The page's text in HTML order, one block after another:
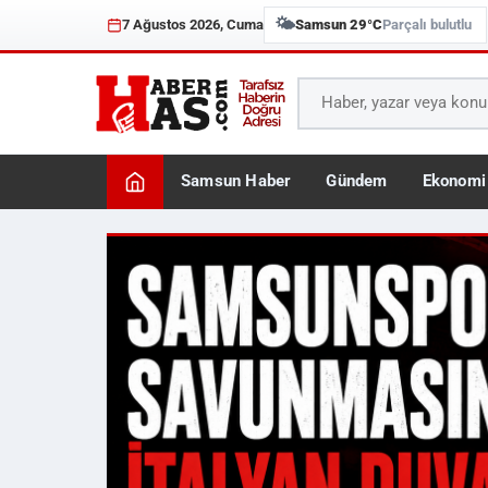
7 Ağustos 2026, Cuma 🌤️Samsun 29°CParçalı bulutlu
Samsun Haber Gündem Ekonomi
Haberhas — Samsun